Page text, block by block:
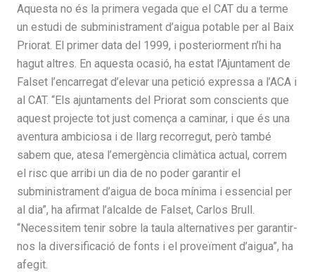
Aquesta no és la primera vegada que el CAT du a terme
un estudi de subministrament d’aigua potable per al Baix
Priorat. El primer data del 1999, i posteriorment n’hi ha
hagut altres. En aquesta ocasió, ha estat l’Ajuntament de
Falset l’encarregat d’elevar una petició expressa a l’ACA i
al CAT. “Els ajuntaments del Priorat som conscients que
aquest projecte tot just comença a caminar, i que és una
aventura ambiciosa i de llarg recorregut, però també
sabem que, atesa l’emergència climàtica actual, correm
el risc que arribi un dia de no poder garantir el
subministrament d’aigua de boca mínima i essencial per
al dia”, ha afirmat l’alcalde de Falset, Carlos Brull.
“Necessitem tenir sobre la taula alternatives per garantir-
nos la diversificació de fonts i el proveïment d’aigua”, ha
afegit.